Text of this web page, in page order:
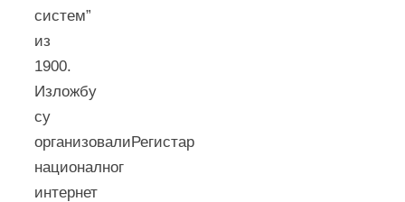
систем”
из
1900.
Изложбу
су
организовалиРегистар
националног
интернет